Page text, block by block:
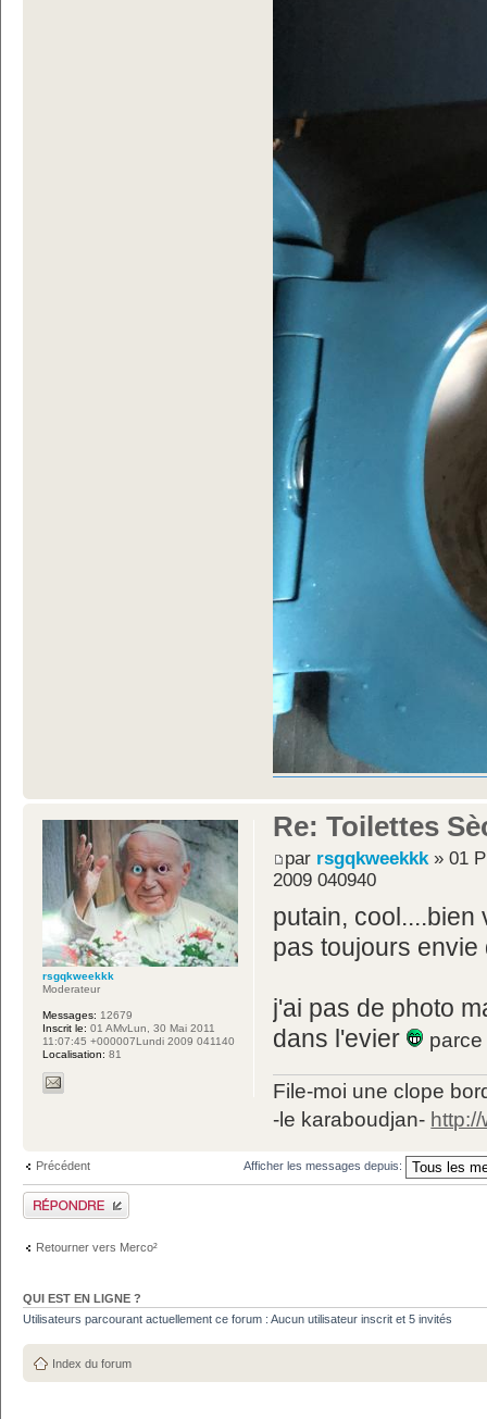
Re: Toilettes
par rsgqkweekkk» 01
2009 040940
putain, cool....bien
pas toujours
j'ai pas de photo
dans l'evier
File-moi une clope
-le karaboudjan-
rsgqkweekkk
Moderateur
Messages: 12679
Inscrit le: 01 AMvLun, 30 Mai 2011
11:07:45 +000007Lundi 2009 041140
Localisation: 81
Précédent Afficher les messages depuis:
Publier une réponse
Retourner vers Merco²
QUI EST EN LIGNE ?
Utilisateurs parcourant actuellement ce forum : Aucun utilisateur inscrit et 5 invités
Index du forum